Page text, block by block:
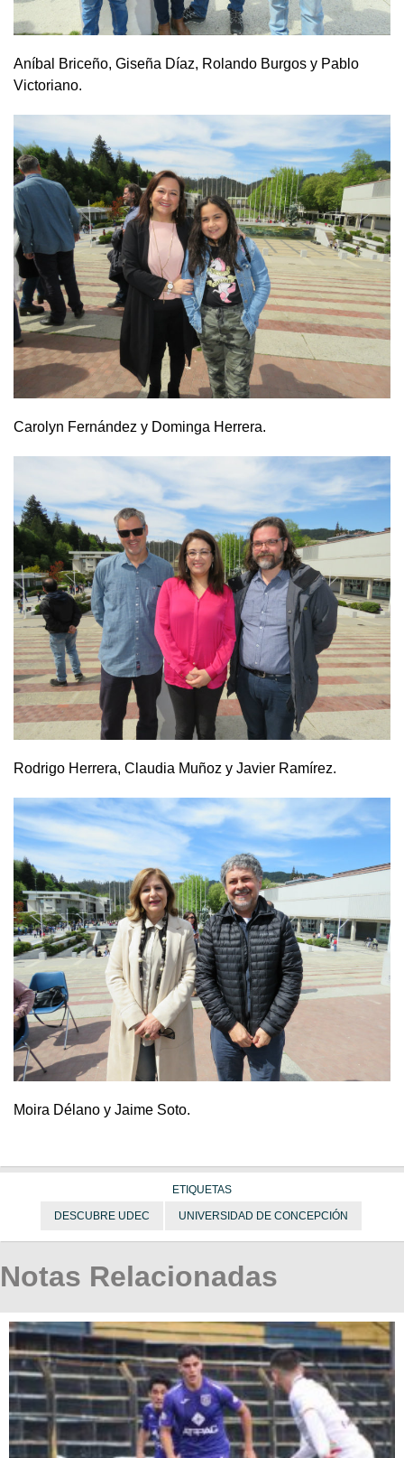
Aníbal Briceño, Giseña Díaz, Rolando Burgos y Pablo
Victoriano.
Carolyn Fernández y Dominga Herrera.
Rodrigo Herrera, Claudia Muñoz y Javier Ramírez.
Moira Délano y Jaime Soto.
ETIQUETAS
DESCUBRE UDEC UNIVERSIDAD DE CONCEPCIÓN
Notas Relacionadas